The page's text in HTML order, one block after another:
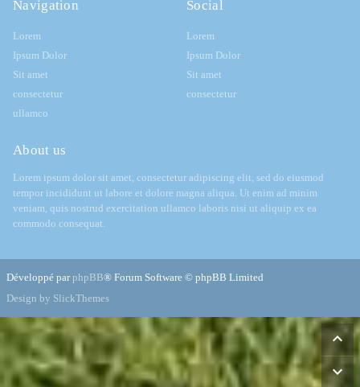
Navigation
Lorem
Ipsum Dolor
Sit amet
consectetur
ullamco
Social
Lorem
Ipsum Dolor
Sit amet
consectetur
About us
Lorem ipsum dolor sit amet, consectetur adipiscing elit, sed do eiusmod
tempor incididunt ut labore et dolore magna aliqua. Ut enim ad minim
veniam, quis nostrud exercitation ullamco laboris nisi ut aliquip ex ea
commodo consequat.
Développé parphpBB® Forum Software © phpBB Limited
Design by SlickThemes